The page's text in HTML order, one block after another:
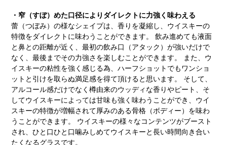
・窄（すぼ）めた口径によりダイレクトに力強く味わえる
蕾（つぼみ）の様なシェイプは、香りを凝縮し、ウイスキーの
特徴をダイレクトに味わうことができます。 飲み進めても液面
と鼻との距離が近く、最初の飲み口（アタック）が強いだけで
なく、最後までその力強さを楽しむことができます。 また、ウ
イスキーの粘性を強く感じる為、ハーフショットでもワンショ
ットと引けを取らぬ満足感を得て頂けると思います。 そして、
アルコール感だけでなく樽由来のウッディな香りやピート、そ
してウイスキーによっては甘味も強く味わうことができ、ウイ
スキーの特徴が増幅されて厚みのある骨格（ボディー）を味わ
うことができます。 ウイスキーの様々なコンテンツがブースト
され、ひと口ひと口噛みしめてウイスキーと長い時間向き合い
たくなるグラスです。